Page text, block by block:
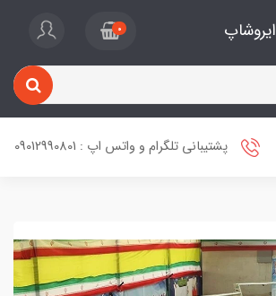
ایروشاپ 0
پشتیبانی تلگرام و واتس اپ : 09012990801